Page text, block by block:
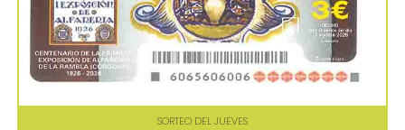
SORTEO DEL JUEVES